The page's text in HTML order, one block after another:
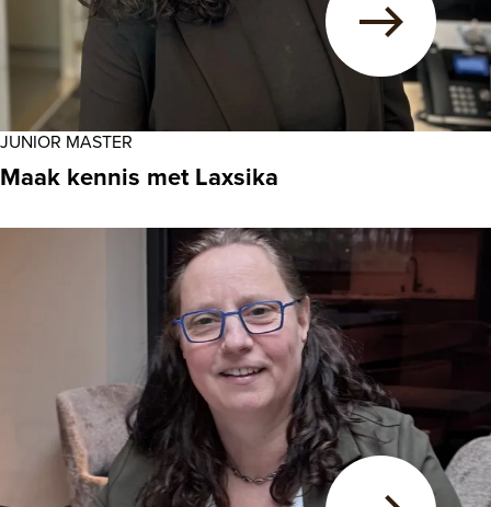
JUNIOR MASTER
Maak kennis met Laxsika